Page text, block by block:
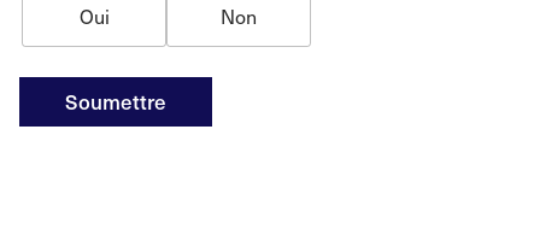
Oui Non
Soumettre